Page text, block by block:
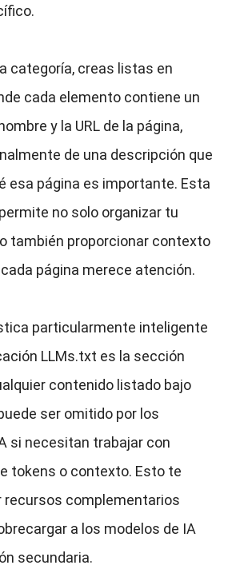
categoría, creas listas en
cada elemento contiene un
y la URL de la página,
de una descripción que
esa página es importante. Esta
no solo organizar tu
también proporcionar contexto
página merece atención.
particularmente inteligente
LLMs.txt es la sección
contenido listado bajo
ser omitido por los
si necesitan trabajar con
tokens o contexto. Esto te
recursos complementarios
a los modelos de IA
secundaria.